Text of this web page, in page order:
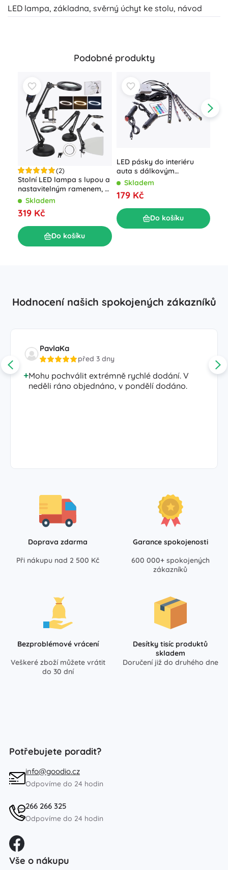
LED lampa, základna, svěrný úchyt ke stolu, návod
Podobné produkty
(2)
Stolní LED lampa s lupou a
nastavitelným ramenem, 2
možnosti uchycení
Skladem
319 Kč
Do košíku
LED pásky do interiéru
auta s dálkovým
ovládáním
Skladem
179 Kč
Do košíku
Hodnocení našich spokojených zákazníků
PavlaKa
před 3 dny
Mohu pochválit extrémně rychlé dodání. V
neděli ráno objednáno, v pondělí dodáno.
Doprava zdarma
Při nákupu nad 2 500 Kč
Garance spokojenosti
600 000+ spokojených
zákazníků
Bezproblémové vrácení
Veškeré zboží můžete vrátit
do 30 dní
Desítky tisíc produktů
skladem
Doručení již do druhého dne
Potřebujete poradit?
info@goodio.cz
Odpovíme do 24 hodin
266 266 325
Odpovíme do 24 hodin
Vše o nákupu